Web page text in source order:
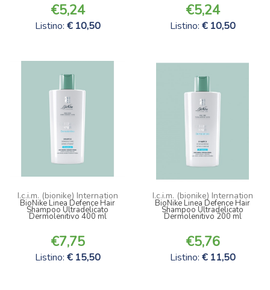
5,24
Listino: 10,50
5,24
Listino: 10,50
I.c.i.m. (bionike) Internation
BioNike Linea Defence Hair
Shampoo Ultradelicato
Dermolenitivo 400 ml
7,75
Listino: 15,50
I.c.i.m. (bionike) Internation
BioNike Linea Defence Hair
Shampoo Ultradelicato
Dermolenitivo 200 ml
5,76
Listino: 11,50